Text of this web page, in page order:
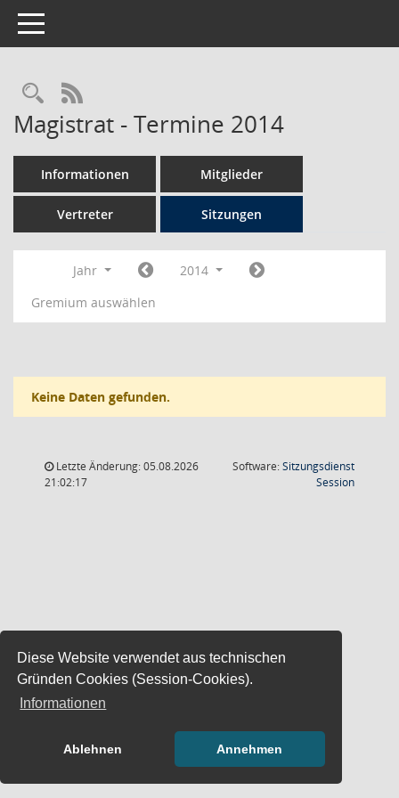
Diese Website verwendet aus technischen
Gründen Cookies (Session-Cookies).
Informationen
Ablehnen Annehmen
Toggle navigation
Rechercheauswahl
RSS-Feed
Magistrat - Termine 2014
Informationen Mitglieder
Vertreter Sitzungen
Jahr
2014
Gremium auswählen
Keine Daten gefunden.
Letzte Änderung: 05.08.2026
21:02:17
Software:Sitzungsdienst
Session(Wird in